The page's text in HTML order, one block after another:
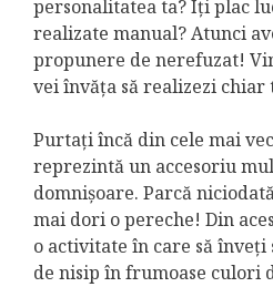
personalitatea ta? Îți plac
realizate manual? Atunci
propunere de nerefuzat!
vei învăța să realizezi
Purtați încă din cele mai
reprezintă un accesoriu
domnișoare. Parcă
mai dori o pereche! Din
o activitate în care să
de nisip în frumoase culori